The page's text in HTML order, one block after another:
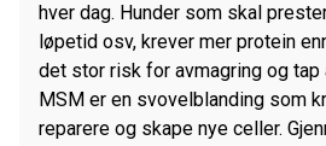
hver dag. Hunder som skal
løpetid osv, krever mer protein
det stor risk for avmagring og tap
MSM er en svovelblanding som
reparere og skape nye celler.